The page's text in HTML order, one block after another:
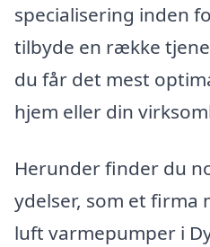
specialisering inden
tilbyde en række
du får det mest
hjem eller din
Herunder finder du
ydelser, som et firma
luft varmepumper i